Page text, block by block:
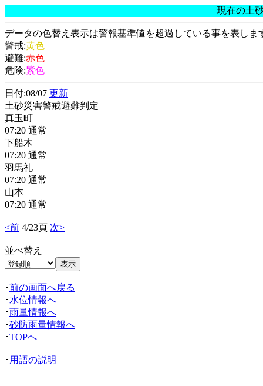
現在の土
データの色替え表示は警報基準値を超過している事を表しま
警戒:黄色
避難:赤色
危険:紫色
日付:08/07 更新
土砂災害警戒避難判定
真玉町
07:20 通常
下船木
07:20 通常
羽馬礼
07:20 通常
山本
07:20 通常
<前 4/23頁 次>
並べ替え
･前の画面へ戻る
･ 水位情報へ
･雨量情報へ
･砂防雨量情報へ
･TOPへ
･ 用語の説明